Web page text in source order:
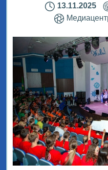
13.11.2025